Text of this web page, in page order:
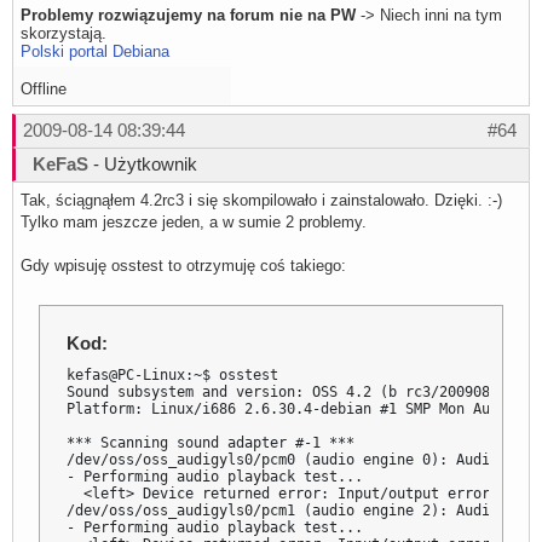
Problemy rozwiązujemy na forum nie na PW-> Niech inni na tym
skorzystają.
Polski portal Debiana
Offline
#64
2009-08-14 08:39:44
KeFaS - Użytkownik
Tak, ściągnąłem 4.2rc3 i się skompilowało i zainstalowało. Dzięki. :-)
Tylko mam jeszcze jeden, a w sumie 2 problemy.
Gdy wpisuję osstest to otrzymuję coś takiego:
Kod:
kefas@PC-Linux:~$ osstest
Sound subsystem and version: OSS 4.2 (b rc3/
Platform: Linux/i686 2.6.30.4-debian #1 SMP Mon Aug 10
*** Scanning sound adapter #-1 ***
/dev/oss/oss_audigyls0/pcm0 (audio engine 0): AudigyLS
- Performing audio playback test...
  <left> Device returned error: Input/output error
/dev/oss/oss_audigyls0/pcm1 (audio engine 2): AudigyLS
- Performing audio playback test...